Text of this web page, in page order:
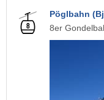
Pöglbahn
8er